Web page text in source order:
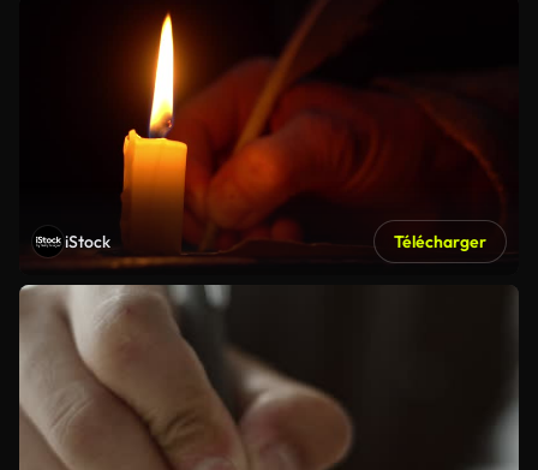
iStock Télécharger